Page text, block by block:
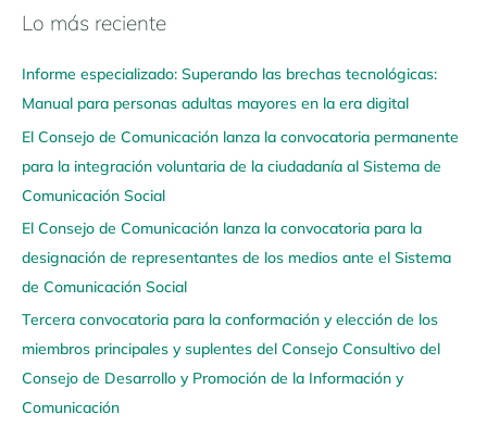
Lo más reciente
Informe especializado: Superando las brechas tecnológicas:
Manual para personas adultas mayores en la era digital
El Consejo de Comunicación lanza la convocatoria permanente
para la integración voluntaria de la ciudadanía al Sistema de
Comunicación Social
El Consejo de Comunicación lanza la convocatoria para la
designación de representantes de los medios ante el Sistema
de Comunicación Social
Tercera convocatoria para la conformación y elección de los
miembros principales y suplentes del Consejo Consultivo del
Consejo de Desarrollo y Promoción de la Información y
Comunicación
N
v
e
g
a
a
q
u
í